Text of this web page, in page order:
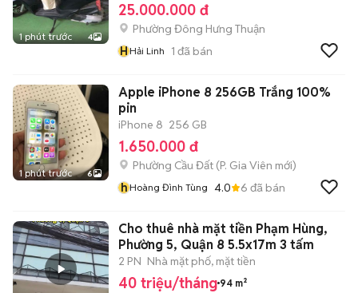
1 phút trước 4
25.000.000 đ
Phường Đông Hưng Thuận
HHải Linh 1 đã bán
1 phút trước 6
Apple iPhone 8 256GB Trắng 100%
pin
iPhone 8 256 GB
1.650.000 đ
Phường Cầu Đất (P. Gia Viên mới)
hHoàng Đình Tùng 4.0 6 đã bán
Cho thuê nhà mặt tiền Phạm Hùng,
Phường 5, Quận 8 5.5x17m 3 tấm
2 PN Nhà mặt phố, mặt tiền
40 triệu/tháng 94 m²